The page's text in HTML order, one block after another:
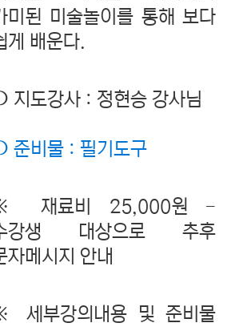
미된 미술놀이를 통해 보다
게 배운다.
지도강사 : 정현승 강사님
준비물 : 필기도구
재료비 25,000원 -
강생 대상으로 추후
자메시지 안내
세부강의내용 및 준비물